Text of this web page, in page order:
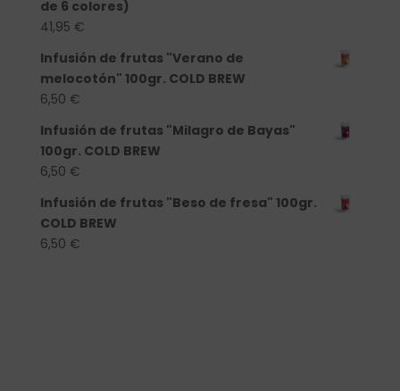
de 6 colores)
41,95 €
Infusión de frutas "Verano de
melocotón" 100gr. COLD BREW
6,50 €
Infusión de frutas "Milagro de Bayas"
100gr. COLD BREW
6,50 €
Infusión de frutas "Beso de fresa" 100gr.
COLD BREW
6,50 €